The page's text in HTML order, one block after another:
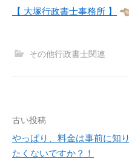
【 大塚行政書士事務所 】
その他行政書士関連
投
稿
ナ
古い投稿
やっぱり、料金は事前に知り
たくないですか？！